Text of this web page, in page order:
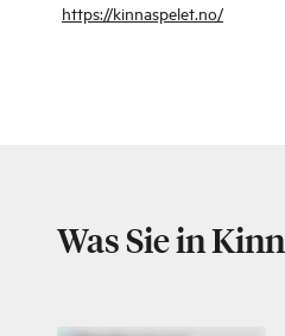
https://kinnaspelet.no/
Was Sie in Kinn